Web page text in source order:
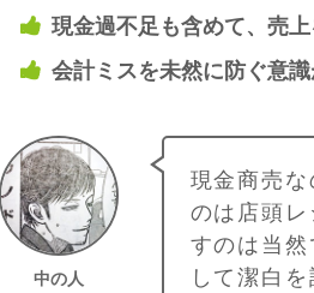
現金過不足も含めて、売
会計ミスを未然に防ぐ意
中の人
現金商売
のは店頭
すのは当
して潔白